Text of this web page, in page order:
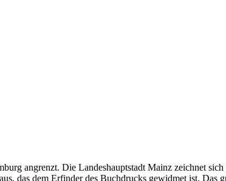
angrenzt. Die Landeshauptstadt Mainz zeichnet
das dem Erfinder des Buchdrucks gewidmet ist. Das